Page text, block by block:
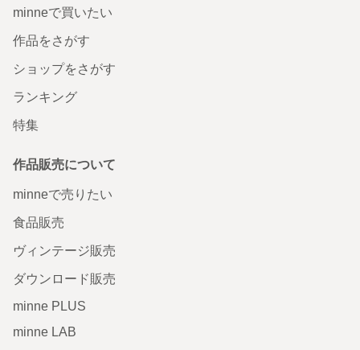
minneで買いたい
作品をさがす
ショップをさがす
ランキング
特集
作品販売について
minneで売りたい
食品販売
ヴィンテージ販売
ダウンロード販売
minne PLUS
minne LAB